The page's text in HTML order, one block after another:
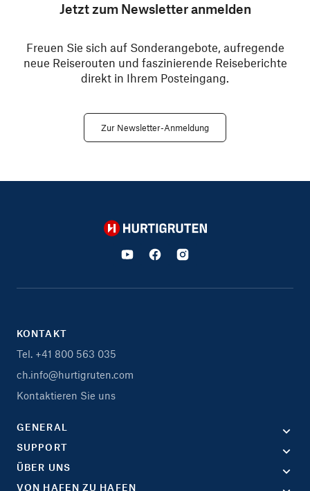
Jetzt zum Newsletter anmelden
Freuen Sie sich auf Sonderangebote, aufregende
neue Reiserouten und faszinierende Reiseberichte
direkt in Ihrem Posteingang.
Zur Newsletter-Anmeldung
Hurtigruten
KONTAKT
Tel. +41 800 563 035
ch.info@hurtigruten.com
Kontaktieren Sie uns
GENERAL
SUPPORT
ÜBER UNS
VON HAFEN ZU HAFEN